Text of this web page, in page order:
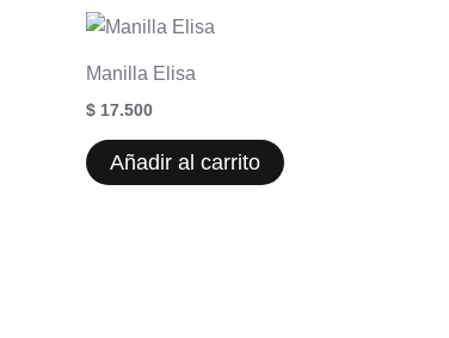
Manilla Elisa
$ 17.500
Añadir al carrito